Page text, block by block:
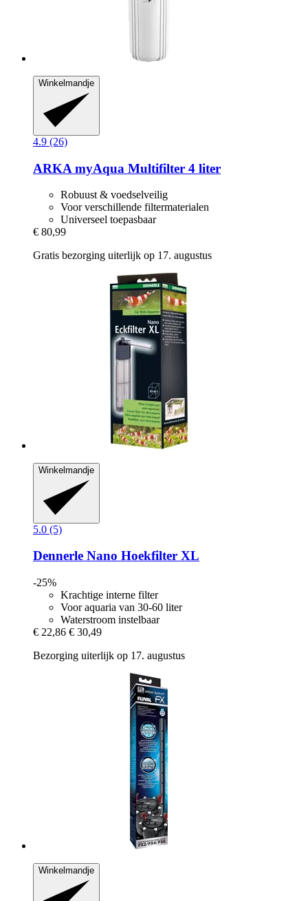
Winkelmandje
4.9 (26)
ARKA myAqua Multifilter 4 liter
Robuust & voedselveilig
Voor verschillende filtermaterialen
Universeel toepasbaar
€ 80,99
Gratis bezorging uiterlijk op 17. augustus
Winkelmandje
5.0 (5)
Dennerle Nano Hoekfilter XL
-25%
Krachtige interne filter
Voor aquaria van 30-60 liter
Waterstroom instelbaar
€ 22,86 € 30,49
Bezorging uiterlijk op 17. augustus
Winkelmandje